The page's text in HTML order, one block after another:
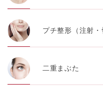
プチ整形（注射・
二重まぶた